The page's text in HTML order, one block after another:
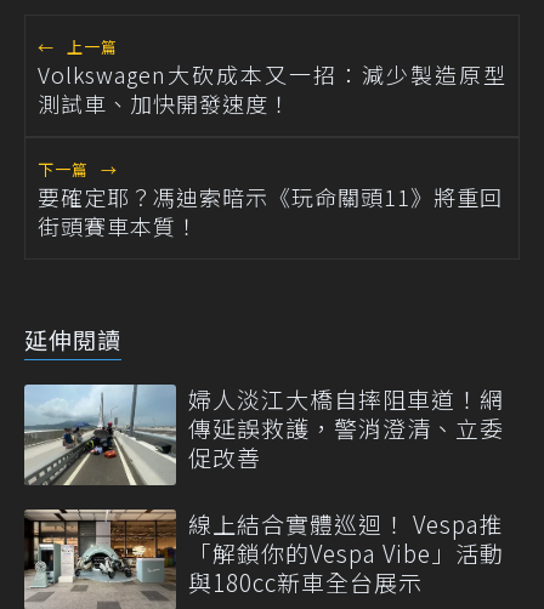
← 上一篇
Volkswagen大砍成本又一招：減少製造原型
測試車、加快開發速度！
下一篇 →
要確定耶？馮迪索暗示《玩命關頭11》將重回
街頭賽車本質！
延伸閱讀
婦人淡江大橋自摔阻車道！網
傳延誤救護，警消澄清、立委
促改善
線上結合實體巡迴！ Vespa推
「解鎖你的Vespa Vibe」活動
與180cc新車全台展示